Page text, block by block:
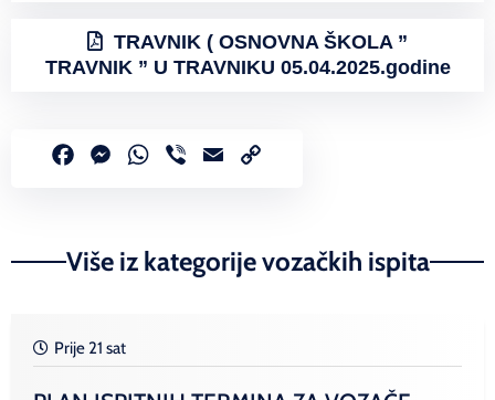
TRAVNIK ( OSNOVNA ŠKOLA ”
TRAVNIK ” U TRAVNIKU 05.04.2025.godine
FacebookMessenger
WhatsApp
Viber Email
Više iz kategorije vozačkih ispita
Prije 21 sat